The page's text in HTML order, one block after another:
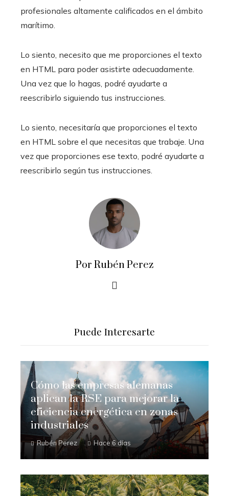
profesionales altamente calificados en el ámbito
marítimo.​
Lo siento, necesito que me proporciones el texto
en HTML para poder asistirte adecuadamente.
Una vez que lo hagas, podré ayudarte a
reescribirlo siguiendo tus instrucciones.
Lo siento, necesitaría que proporciones el texto
en HTML sobre el que necesitas que trabaje. Una
vez que proporciones ese texto, podré ayudarte a
reescribirlo según tus instrucciones.
Por Rubén Perez
Puede Interesarte
Cómo las empresas alemanas
aplican la RSE para mejorar la
eficiencia energética en zonas
industriales
Rubén Perez Hace 6 días